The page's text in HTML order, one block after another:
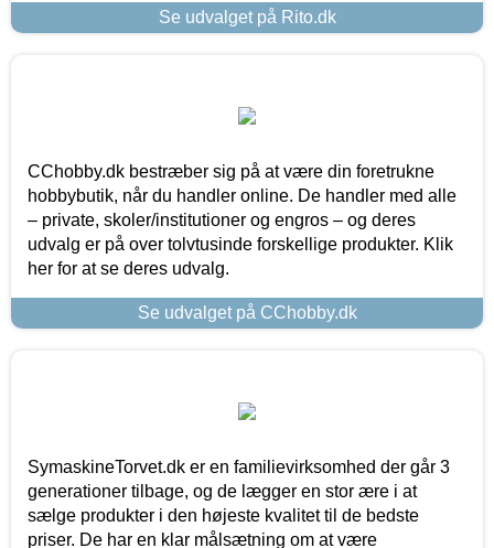
Se udvalget på Rito.dk
CChobby.dk bestræber sig på at være din foretrukne
hobbybutik, når du handler online. De handler med alle
– private, skoler/institutioner og engros – og deres
udvalg er på over tolvtusinde forskellige produkter. Klik
her for at se deres udvalg.
Se udvalget på CChobby.dk
SymaskineTorvet.dk er en familievirksomhed der går 3
generationer tilbage, og de lægger en stor ære i at
sælge produkter i den højeste kvalitet til de bedste
priser. De har en klar målsætning om at være